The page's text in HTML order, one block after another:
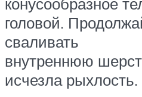
конусообразное
головой.
сваливать
внутреннюю
исчезла рыхлость.